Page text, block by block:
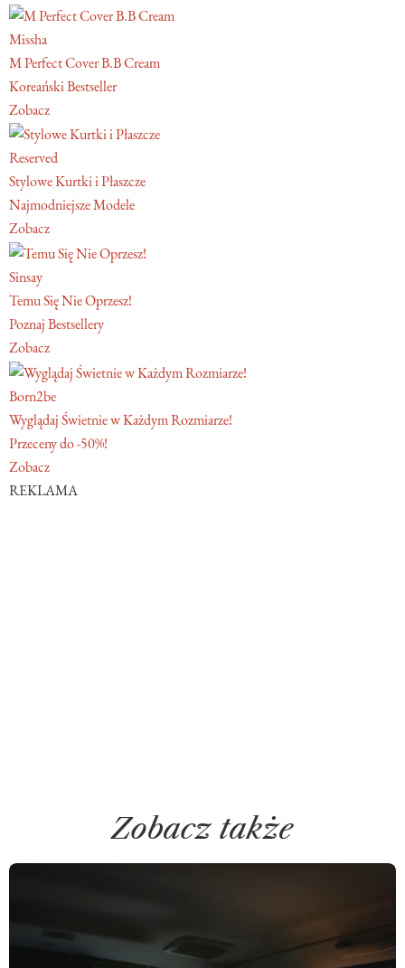
Missha
M Perfect Cover B.B Cream
Koreański Bestseller
Zobacz
Reserved
Stylowe Kurtki i Płaszcze
Najmodniejsze Modele
Zobacz
Sinsay
Temu Się Nie Oprzesz!
Poznaj Bestsellery
Zobacz
Born2be
Wyglądaj Świetnie w Każdym Rozmiarze!
Przeceny do -50%!
Zobacz
REKLAMA
Zobacz także